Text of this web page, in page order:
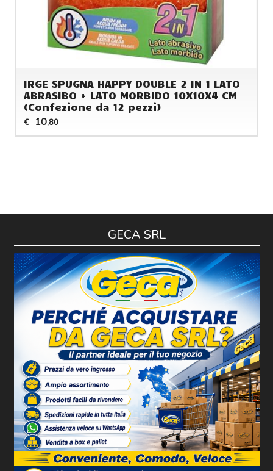
IRGE SPUGNA HAPPY DOUBLE 2 IN 1 LATO
ABRASIBO + LATO MORBIDO 10X10X4 CM
(Confezione da 12 pezzi)
€ 10,80
GECA SRL